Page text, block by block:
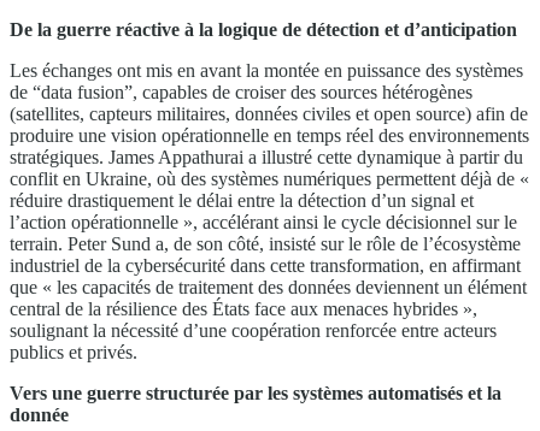
De la guerre réactive à la logique de détection et d’anticipation
Les échanges ont mis en avant la montée en puissance des systèmes
de “data fusion”, capables de croiser des sources hétérogènes
(satellites, capteurs militaires, données civiles et open source) afin de
produire une vision opérationnelle en temps réel des environnements
stratégiques. James Appathurai a illustré cette dynamique à partir du
conflit en Ukraine, où des systèmes numériques permettent déjà de «
réduire drastiquement le délai entre la détection d’un signal et
l’action opérationnelle », accélérant ainsi le cycle décisionnel sur le
terrain. Peter Sund a, de son côté, insisté sur le rôle de l’écosystème
industriel de la cybersécurité dans cette transformation, en affirmant
que « les capacités de traitement des données deviennent un élément
central de la résilience des États face aux menaces hybrides »,
soulignant la nécessité d’une coopération renforcée entre acteurs
publics et privés.
Vers une guerre structurée par les systèmes automatisés et la
donnée